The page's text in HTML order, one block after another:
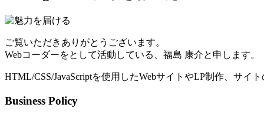
ご覧いただきありがとうございます。
Webコーダーをとして活動している、福島 康介と申します。
HTML/CSS/JavaScriptを使用したWebサイトやLP制作、サイ
Business Policy